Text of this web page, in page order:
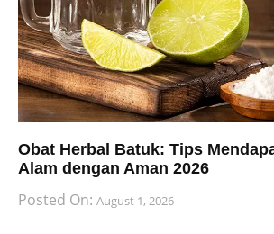
Obat Herbal Batuk: Tips
Alam dengan Aman 2026
Posted On: August 1, 2026